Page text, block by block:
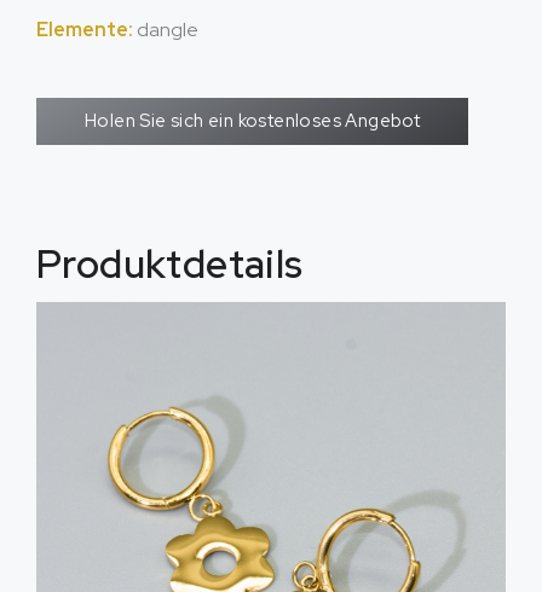
Elemente: dangle
Holen Sie sich ein kostenloses Angebot
Produktdetails